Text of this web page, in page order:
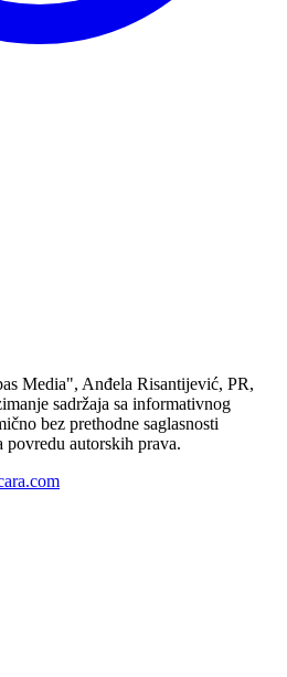
Media", Anđela Risantijević, PR,
sadržaja sa informativnog
bez prethodne saglasnosti
autorskih prava.